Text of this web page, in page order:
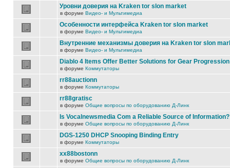
Уровни доверия на Kraken tor slon market
в форуме Видео- и Мультимедиа
Особенности интерфейса Kraken tor slon market
в форуме Видео- и Мультимедиа
Внутренние механизмы доверия на Kraken tor slon
в форуме Видео- и Мультимедиа
Diablo 4 Items Offer Better Solutions for Gear Progression
в форуме Коммутаторы
rr88auctionn
в форуме Коммутаторы
rr88gratisc
в форуме Общие вопросы по оборудованию Д-Линк
Is Vocalnewsmedia Com a Reliable Source of Information?
в форуме Общие вопросы по оборудованию Д-Линк
DGS-1250 DHCP Snooping Binding Entry
в форуме Коммутаторы
xx88bostonn
в форуме Общие вопросы по оборудованию Д-Линк